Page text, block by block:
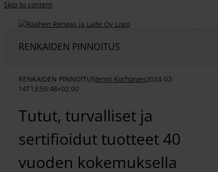
Skip to content
RENKAIDEN PINNOITUS
RENKAIDEN PINNOITUSJenni Korhonen2024-02-
14T13:50:48+02:00
Tutut, turvalliset ja
sertifioidut tuotteet 40
vuoden kokemuksella